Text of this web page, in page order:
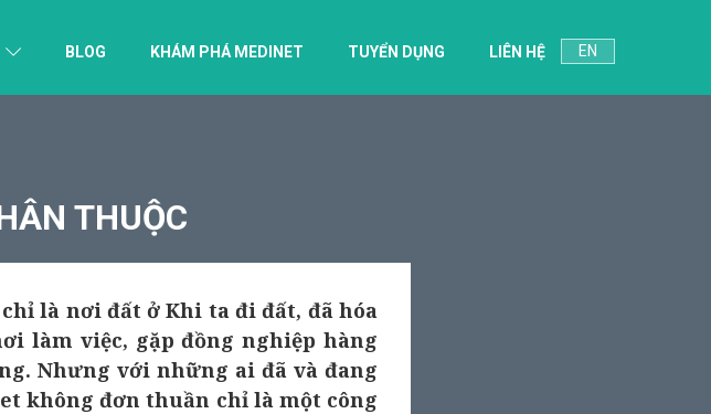
BLOG KHÁM PHÁ MEDINET TUYỂN DỤNG LIÊN HỆ EN
THUỘC
là nơi đất ở Khi ta đi đất, đã hóa
làm việc, gặp đồng nghiệp hàng
Nhưng với những ai đã và đang
không đơn thuần chỉ là một công